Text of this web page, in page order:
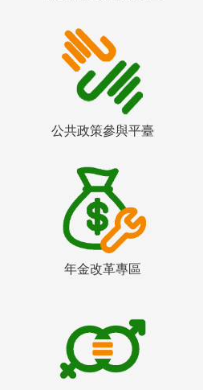
公共政策參與平臺
年金改革專區